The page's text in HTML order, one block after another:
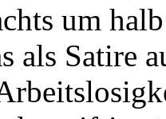
um
als Satire